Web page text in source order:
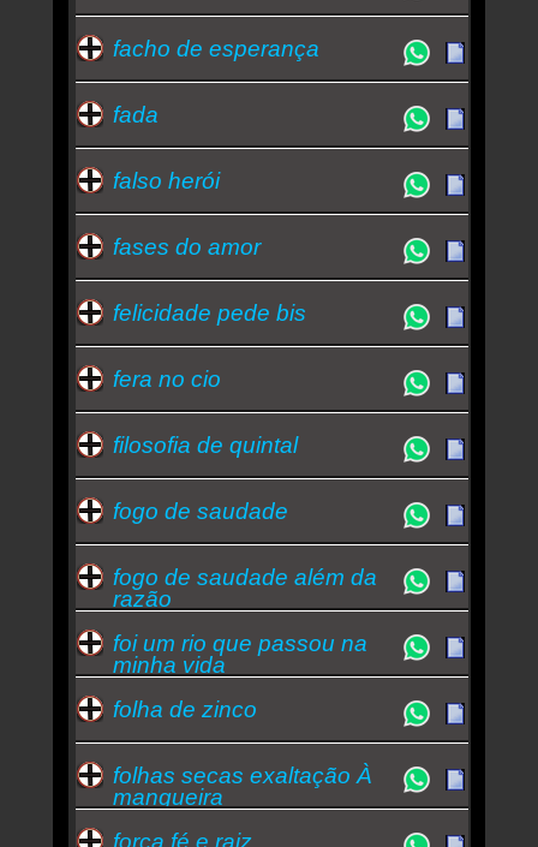
facho de esperança
fada
falso herói
fases do amor
felicidade pede bis
fera no cio
filosofia de quintal
fogo de saudade
fogo de saudade além da
razão
foi um rio que passou na
minha vida
folha de zinco
folhas secas exaltação À
mangueira
força fé e raiz